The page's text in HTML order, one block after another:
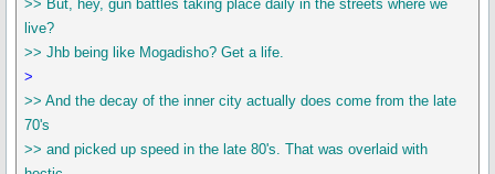
>> But, hey, gun battles taking place daily in the streets where we
live?
>> Jhb being like Mogadisho? Get a life.
>
>> And the decay of the inner city actually does come from the late
70's
>> and picked up speed in the late 80's. That was overlaid with